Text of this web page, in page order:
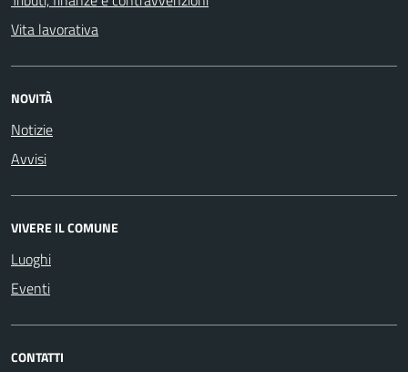
Vita lavorativa
NOVITÀ
Notizie
Avvisi
VIVERE IL COMUNE
Luoghi
Eventi
CONTATTI